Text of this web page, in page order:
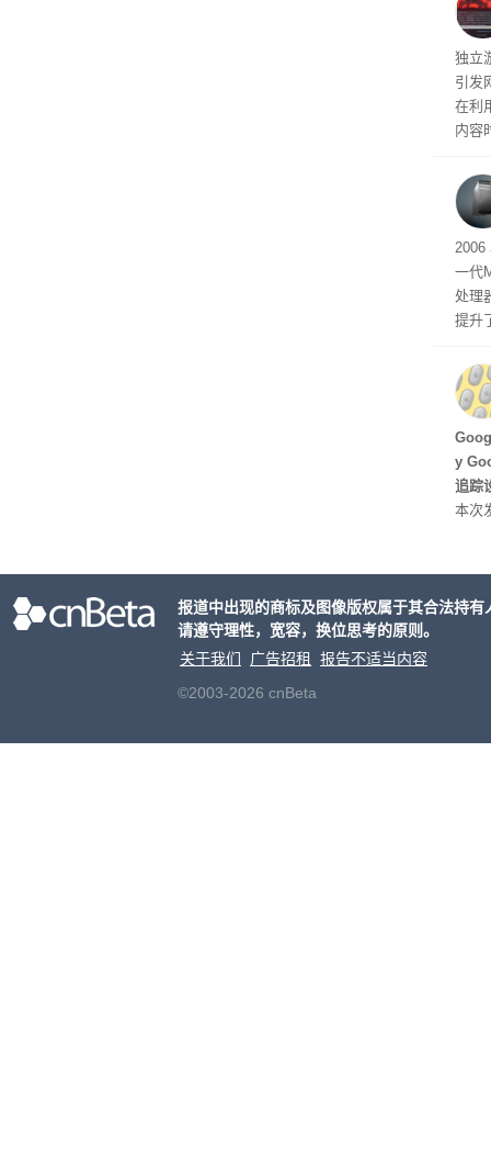
文
独立
引发
在利
内容
有
2006
一代
处理
提升
型
ss
y
追踪
本次
摩托
报道中出现的商标及图像版权属于其合法持
请遵守理性，宽容，换位思考的原则。
关于我们
广告招租
报告不适当内容
©2003-2026 cnBeta